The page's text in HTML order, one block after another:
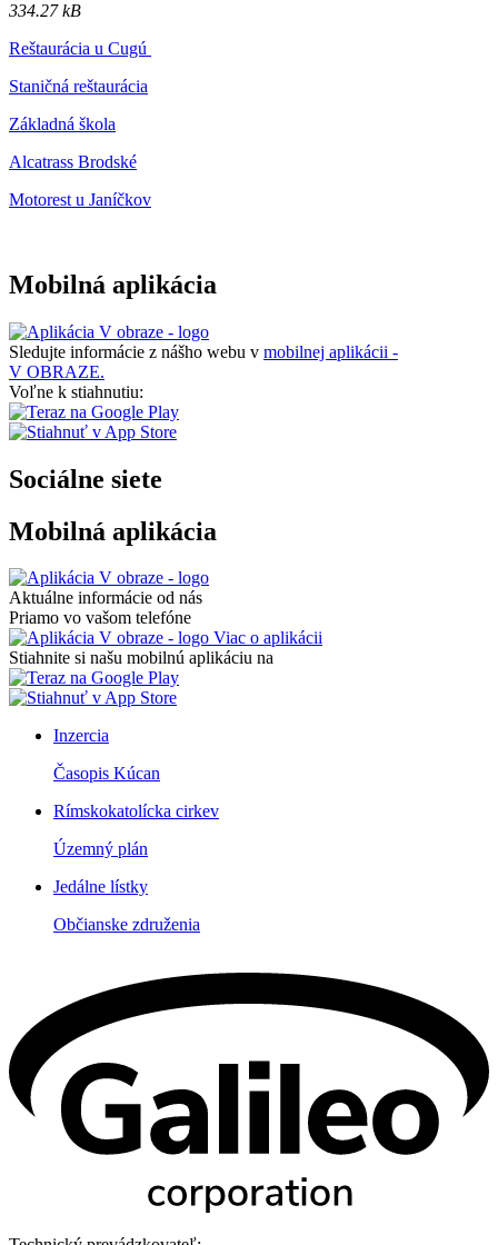
334.27 kB
Reštaurácia u Cugú
Staničná reštaurácia
Základná škola
Alcatrass Brodské
Motorest u Janíčkov
Mobilná aplikácia
Sledujte informácie z nášho webu v mobilnej aplikácii -
V OBRAZE.
Voľne k stiahnutiu:
Sociálne siete
Mobilná aplikácia
Aktuálne informácie od nás
Priamo vo vašom telefóne
Viac o aplikácii
Stiahnite si našu mobilnú aplikáciu na
Inzercia
Časopis Kúcan
Rímskokatolícka cirkev
Územný plán
Jedálne lístky
Občianske združenia